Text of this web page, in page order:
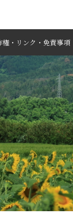
権・リンク・免責事項